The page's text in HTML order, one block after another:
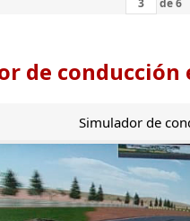
de6
de conducción
Simulador de